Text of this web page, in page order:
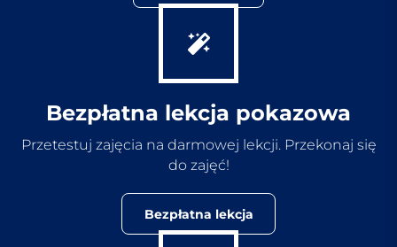
Bezpłatna lekcja pokazowa
Przetestuj zajęcia na darmowej lekcji. Przekonaj się
do zajęć!
Bezpłatna lekcja